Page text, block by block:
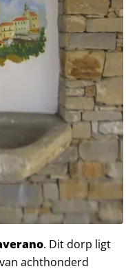
. Dit dorp ligt
achthonderd